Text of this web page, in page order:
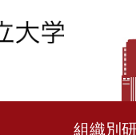
組織別